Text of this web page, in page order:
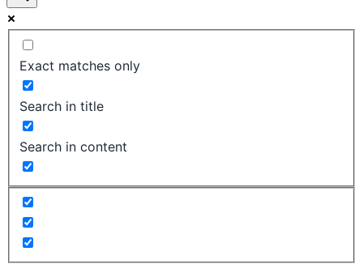
Exact matches only
Search in title
Search in content